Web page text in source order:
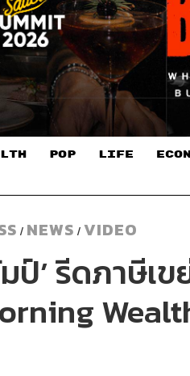
POP LIFE
/ NEWS / VIDEO
ป์’ รีดภาษีเ